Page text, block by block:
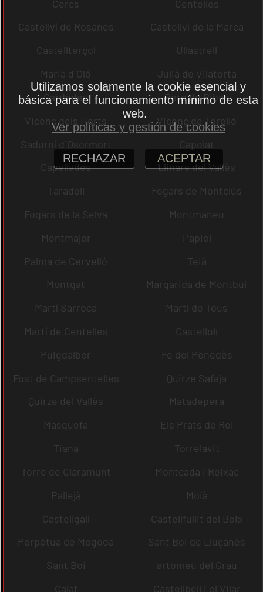
Cercs
Centelles
Castellví de Rosanes
Castellví de la Marca
Castellterçol
Ullastrell
Maria d´Oló
Julià de Vilatorta
Cardedeu
Pere de Ribes
Vicenç dels Horts
Vicenç de Torelló
Sadurní d´Osormort
Capolat
Capellades
Llinars del Vallès
Taradell
Fogars de Montclús
Fogars de la Selva
Montmaneu
Montmajor
Papiol
Palma de Cervelló
Teià
Montgat
Margarida de Montbui
Martí Sarroca
Martí de Tous
Martí de Centelles
Castellolí
Puigdàlber
Fe del Penedès
Fost de Campsentelles
Quirze Safaja
Quirze del Vallès
Matadepera
Masquefa
Els Prats de Rei
Tiana
Torrelavit
Torre de Claramunt
Montcada i Reixac
Pallejà
Moià
Castellgalí
Castellfullit del Boix
Perpètua de Mogoda
Sant Boi de Lluçanès
Sant Boi
artomeu del Grau
Calaf
Castellbell i el Vilar
Utilizamos solamente la cookie esencial y
básica para el funcionamiento mínimo de esta
web.
Ver políticas y gestión de cookies
RECHAZAR ACEPTAR